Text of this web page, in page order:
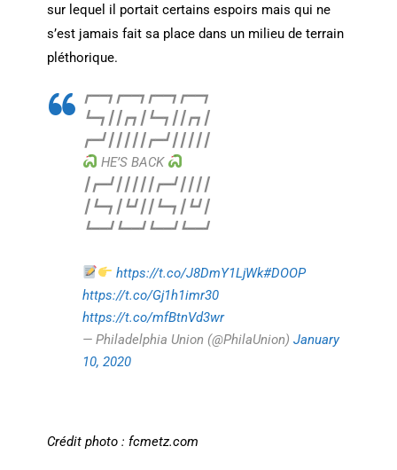
sur lequel il portait certains espoirs mais qui ne
s’est jamais fait sa place dans un milieu de terrain
pléthorique.
┏━━┓┏━━┓┏━━┓┏━━┓
┗━┓┃┃┏┓┃┗━┓┃┃┏┓┃
┏━┛┃┃┃┃┃┏━┛┃┃┃┃┃
HE’S BACK
┃┏━┛┃┃┃┃┃┏━┛┃┃┃┃
┃┗━┓┃┗┛┃┃┗━┓┃┗┛┃
┗━━┛┗━━┛┗━━┛┗━━┛
https://t.co/J8DmY1LjWk#DOOP
https://t.co/Gj1h1imr30
https://t.co/mfBtnVd3wr
— Philadelphia Union (@PhilaUnion) January
10, 2020
Crédit photo : fcmetz.com